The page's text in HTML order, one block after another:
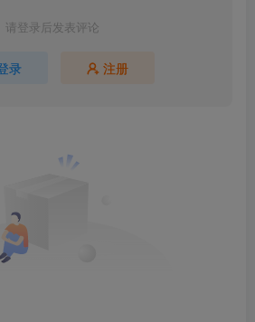
请登录后发表评论
录 注册